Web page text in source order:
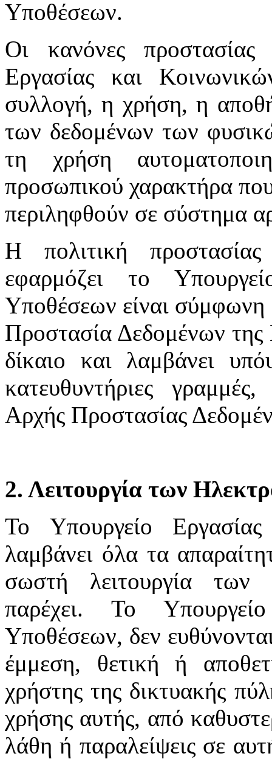
Υποθέσεων.
Οι κανόνες
Εργασίας και
συλλογή, η χρήση, η
των δεδομένων των
τη χρήση
προσωπικού χαρακτήρα
περιληφθούν σε σύστημα
Η πολιτική
εφαρμόζει το
Υποθέσεων είναι σύμφωνη
Προστασία Δεδομένων
δίκαιο και λαμβάνει
κατευθυντήριες
Αρχής Προστασίας
2. Λειτουργία των
Το Υπουργείο
λαμβάνει όλα τα
σωστή λειτουργία των
παρέχει. Το
Υποθέσεων, δεν
έμμεση, θετική ή
χρήστης της δικτυακής
χρήσης αυτής, από
λάθη ή παραλείψεις σε